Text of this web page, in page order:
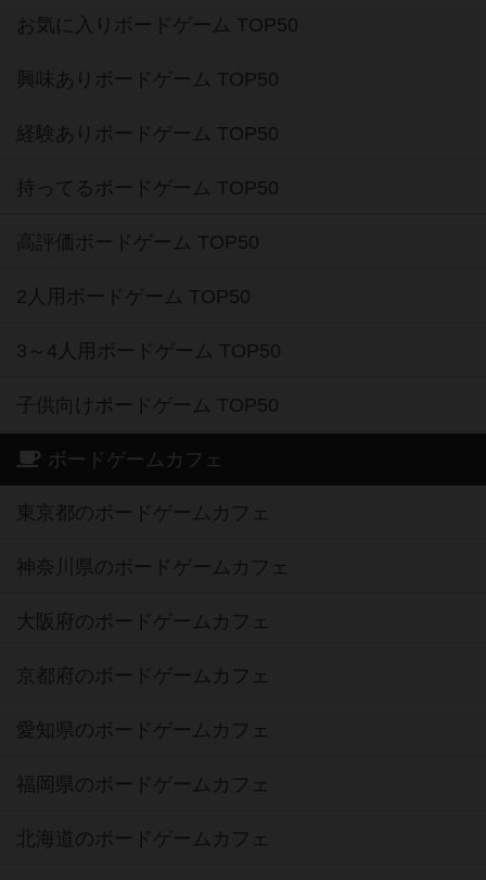
お気に入りボードゲーム TOP50
興味ありボードゲーム TOP50
経験ありボードゲーム TOP50
持ってるボードゲーム TOP50
高評価ボードゲーム TOP50
2人用ボードゲーム TOP50
3～4人用ボードゲーム TOP50
子供向けボードゲーム TOP50
ボードゲームカフェ
東京都のボードゲームカフェ
神奈川県のボードゲームカフェ
大阪府のボードゲームカフェ
京都府のボードゲームカフェ
愛知県のボードゲームカフェ
福岡県のボードゲームカフェ
北海道のボードゲームカフェ